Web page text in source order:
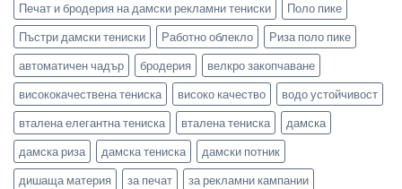
Печат и бродерия на дамски рекламни тениски
Поло пике
Пъстри дамски тениски
Работно облекло
Риза поло пике
автоматичен чадър
бродерия
велкро закопчаване
висококачествена тениска
високо качество
водо устойчивост
вталена елегантна тениска
вталена тениска
дамска
дамска риза
дамска тениска
дамски потник
дишаща материя
за печат
за рекламни кампании